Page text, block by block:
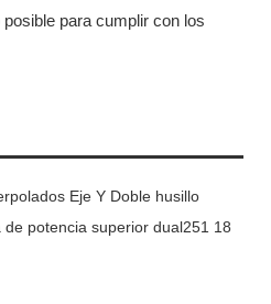
para cumplir con los